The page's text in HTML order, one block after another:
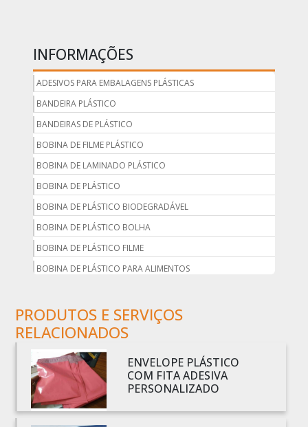
INFORMAÇÕES
ADESIVOS PARA EMBALAGENS PLÁSTICAS
BANDEIRA PLÁSTICO
BANDEIRAS DE PLÁSTICO
BOBINA DE FILME PLÁSTICO
BOBINA DE LAMINADO PLÁSTICO
BOBINA DE PLÁSTICO
BOBINA DE PLÁSTICO BIODEGRADÁVEL
BOBINA DE PLÁSTICO BOLHA
BOBINA DE PLÁSTICO FILME
BOBINA DE PLÁSTICO PARA ALIMENTOS
BOBINA DE PLÁSTICO PRETO
BOBINA DE PLÁSTICO TRANSPARENTE
BOBINA DE SACO PLÁSTICO
BOBINA PLÁSTICA
BOBINA PLÁSTICA PARA ESTUFA
BOBINA PLÁSTICO
PRODUTOS E SERVIÇOS
RELACIONADOS
ENVELOPE PLÁSTICO
COM FITA ADESIVA
PERSONALIZADO